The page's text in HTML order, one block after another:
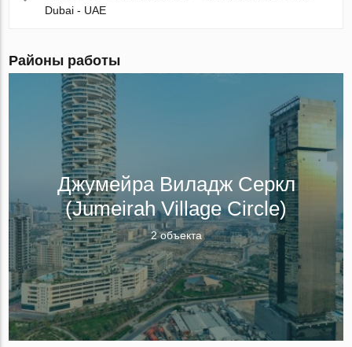
Dubai - UAE
Районы работы
Джумейра Виладж Серкл
(Jumeirah Village Circle)
2 объекта